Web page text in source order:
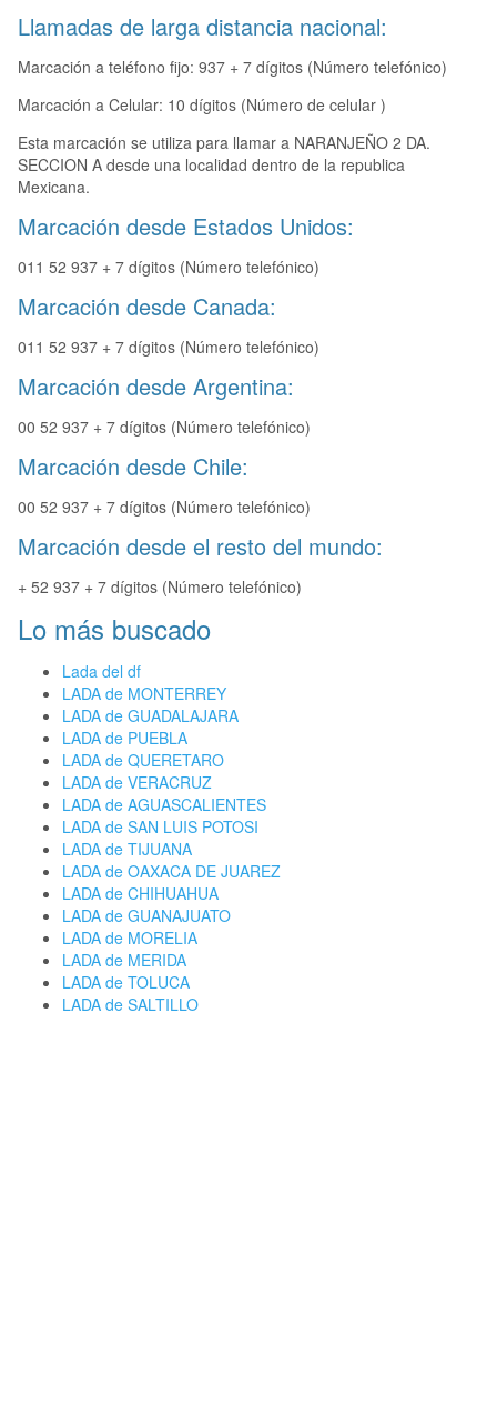
Llamadas de larga distancia nacional:
Marcación a teléfono fijo: 937 + 7 dígitos (Número telefónico)
Marcación a Celular: 10 dígitos (Número de celular )
Esta marcación se utiliza para llamar a NARANJEÑO 2 DA.
SECCION A desde una localidad dentro de la republica
Mexicana.
Marcación desde Estados Unidos:
011 52 937 + 7 dígitos (Número telefónico)
Marcación desde Canada:
011 52 937 + 7 dígitos (Número telefónico)
Marcación desde Argentina:
00 52 937 + 7 dígitos (Número telefónico)
Marcación desde Chile:
00 52 937 + 7 dígitos (Número telefónico)
Marcación desde el resto del mundo:
+ 52 937 + 7 dígitos (Número telefónico)
Lo más buscado
Lada del df
LADA de MONTERREY
LADA de GUADALAJARA
LADA de PUEBLA
LADA de QUERETARO
LADA de VERACRUZ
LADA de AGUASCALIENTES
LADA de SAN LUIS POTOSI
LADA de TIJUANA
LADA de OAXACA DE JUAREZ
LADA de CHIHUAHUA
LADA de GUANAJUATO
LADA de MORELIA
LADA de MERIDA
LADA de TOLUCA
LADA de SALTILLO